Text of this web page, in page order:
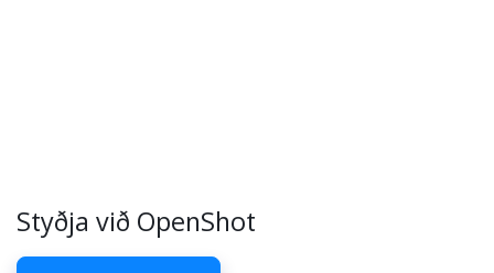
Styðja við OpenShot